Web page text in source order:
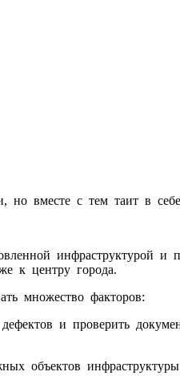
вместе с тем таит в
инфраструктурой и
к центру города.
множество факторов:
и проверить
объектов